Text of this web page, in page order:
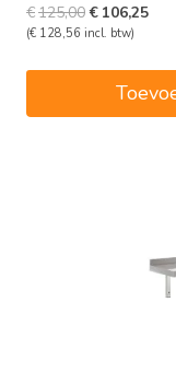
€125,00
prijs
€125,00.
€ 106,25
(€ 128,56 incl. btw)